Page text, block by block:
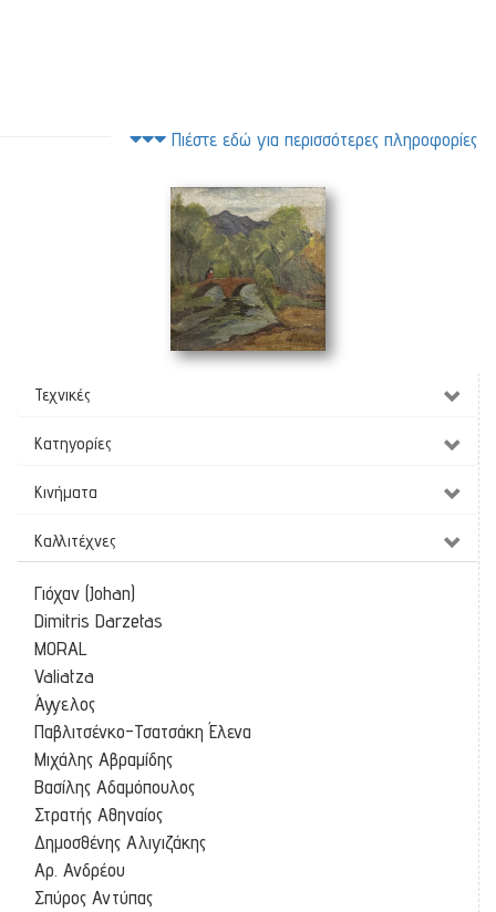
Πιέστε εδώ για περισσότερες πληροφορίες
Τεχνικές
Κατηγορίες
Κινήματα
Καλλιτέχνες
Γιόχαν (Johan)
Dimitris Darzetas
MORAL
Valiatza
Άγγελος
Παβλιτσένκο-Τσατσάκη Έλενα
Μιχάλης Αβραμίδης
Βασίλης Αδαμόπουλος
Στρατής Αθηναίος
Δημοσθένης Αλιγιζάκης
Αρ. Ανδρέου
Σπύρος Αντύπας